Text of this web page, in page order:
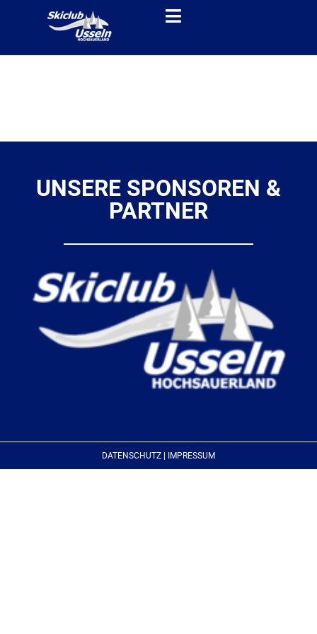
UNSERE SPONSOREN &
PARTNER
DATENSCHUTZ | IMPRESSUM